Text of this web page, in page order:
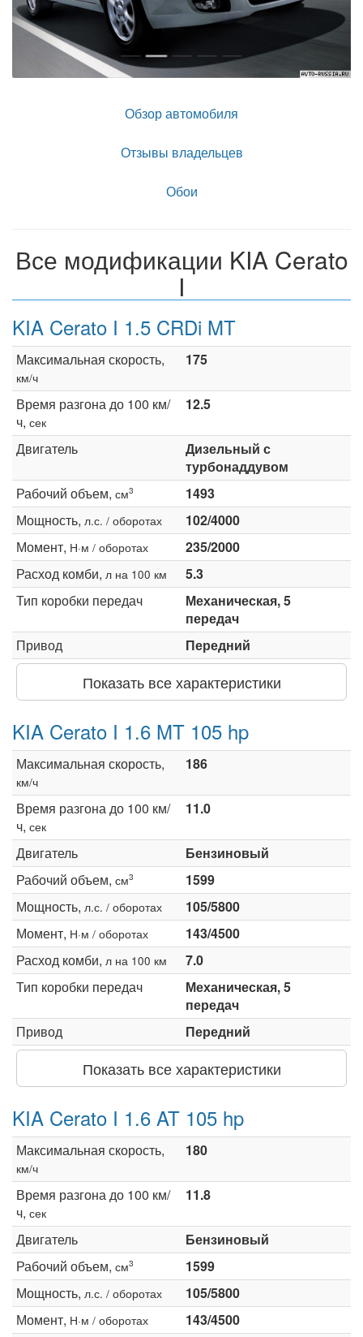
Обзор автомобиля
Отзывы владельцев
Обои
Все модификации KIA Cerato
I
KIA Cerato I 1.5 CRDi MT
Максимальная скорость,
км/ч
175
Время разгона до 100 км/
ч, сек
12.5
Двигатель
Дизельный с
турбонаддувом
Рабочий объем, см3
1493
Мощность, л.с. / оборотах
102/4000
Момент, Н·м / оборотах
235/2000
Расход комби, л на 100 км
5.3
Тип коробки передач
Механическая, 5
передач
Привод
Передний
Показать все характеристики
KIA Cerato I 1.6 MT 105 hp
Максимальная скорость,
км/ч
186
Время разгона до 100 км/
ч, сек
11.0
Двигатель
Бензиновый
Рабочий объем, см3
1599
Мощность, л.с. / оборотах
105/5800
Момент, Н·м / оборотах
143/4500
Расход комби, л на 100 км
7.0
Тип коробки передач
Механическая, 5
передач
Привод
Передний
Показать все характеристики
KIA Cerato I 1.6 AT 105 hp
Максимальная скорость,
км/ч
180
Время разгона до 100 км/
ч, сек
11.8
Двигатель
Бензиновый
Рабочий объем, см3
1599
Мощность, л.с. / оборотах
105/5800
Момент, Н·м / оборотах
143/4500